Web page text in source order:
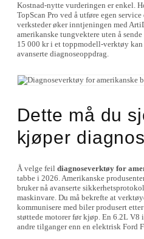
Kostnad-nytte vurderingen er enkel.
TopScan Pro ved å utføre egen
verksteder øker inntjeningen med
amerikanske tungvektere uten å
15 000 kr i et toppmodell-verktøy
avanserte diagnoseoppdrag.
Dette må du
kjøper
Å velge feil diagnoseverktøy for
tabbe i 2026. Amerikanske
bruker nå avanserte
maskinvare. Du må bekrefte at
kommunisere med biler produsert
støttede motorer før kjøp. En 6.2L V8
andre tilganger enn en elektrisk Ford